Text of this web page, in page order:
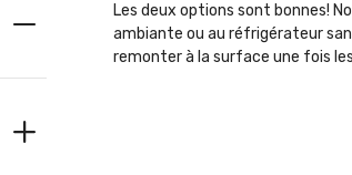
Les deux options sont bonnes!
ambiante ou au réfrigérateur
remonter à la surface une fois